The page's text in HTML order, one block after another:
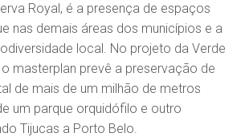
Royal, é a presença de espaços
nas demais áreas dos municípios e a
local. No projeto da Verde
o masterplan prevê a preservação de
de mais de um milhão de metros
um parque orquidófilo e outro
Tijucas a Porto Belo.